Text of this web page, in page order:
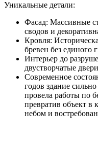
Уникальные детали:
Фасад: Массивные
сводов и
Кровля:
бревен без единого
Интерьер до
двустворчатые
Современное
годов здание
провела работы по
превратив объект
небом и